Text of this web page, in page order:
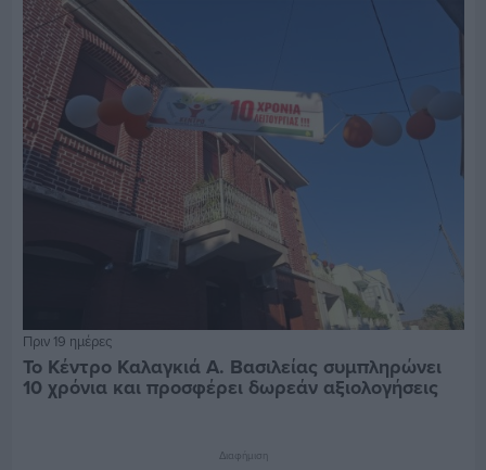
Πριν 19 ημέρες
Το Κέντρο Καλαγκιά Α. Βασιλείας συμπληρώνει
10 χρόνια και προσφέρει δωρεάν αξιολογήσεις
Διαφήμιση